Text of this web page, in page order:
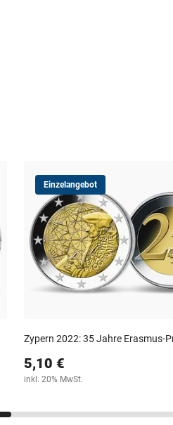
Einzelangebot
Zypern 2022: 35 Jahre Erasmus-
5,10 €
inkl. 20% MwSt.